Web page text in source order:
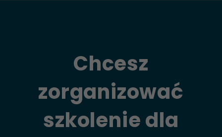
Chcesz
zorganizować
szkolenie dla